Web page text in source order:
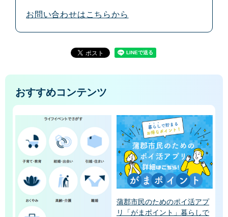
お問い合わせはこちらから
おすすめコンテンツ
蒲郡市民のためのポイ活アプ
リ「がまポイント」暮らしで